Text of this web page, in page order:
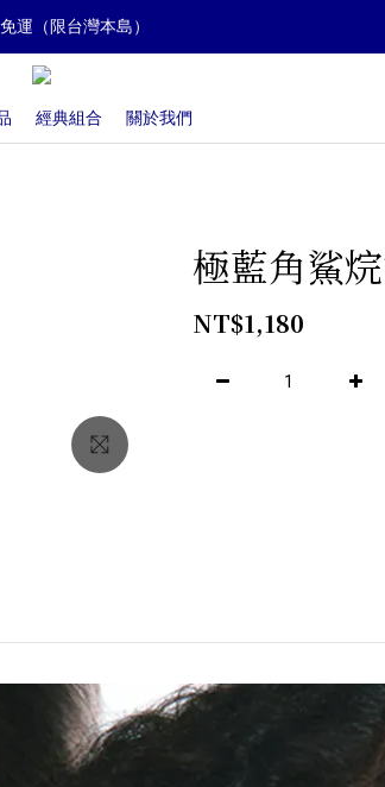
運（限台灣本島）
｜全館下單享8折
經典組合 關於我們
極藍角鯊
NT$1,180